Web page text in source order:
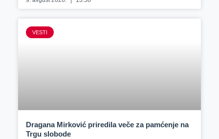
VESTI
Dragana Mirković priredila veče za pamćenje na
Trgu slobode